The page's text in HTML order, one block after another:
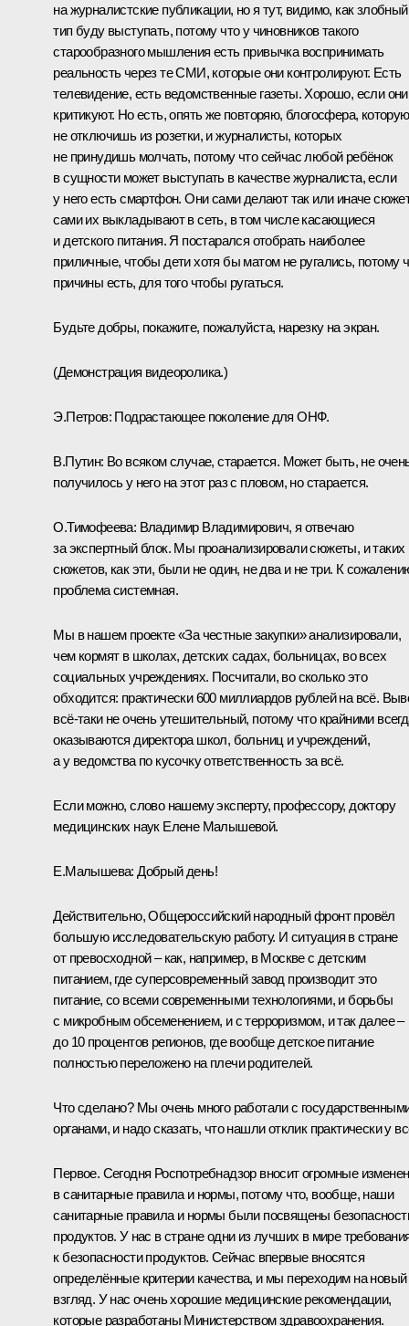
на журналистские публикации, но я тут, видимо, как злобный
тип буду выступать, потому что у чиновников такого
старообразного мышления есть привычка воспринимать
реальность через те СМИ, которые они контролируют. Есть
телевидение, есть ведомственные газеты. Хорошо, если они
критикуют. Но есть, опять же повторяю, блогосфера, которую
не отключишь из розетки, и журналисты, которых
не принудишь молчать, потому что сейчас любой ребёнок
в сущности может выступать в качестве журналиста, если
у него есть смартфон. Они сами делают так или иначе
сами их выкладывают в сеть, в том числе касающиеся
и детского питания. Я постарался отобрать наиболее
приличные, чтобы дети хотя бы матом не ругались, потому
причины есть, для того чтобы ругаться.
Будьте добры, покажите, пожалуйста, нарезку на экран.
(Демонстрация видеоролика.)
Э.Петров: Подрастающее поколение для ОНФ.
В.Путин: Во всяком случае, старается. Может быть, не
получилось у него на этот раз с пловом, но старается.
О.Тимофеева: Владимир Владимирович, я отвечаю
за экспертный блок. Мы проанализировали сюжеты, и таких
сюжетов, как эти, были не один, не два и не три. К
проблема системная.
Мы в нашем проекте «За честные закупки» анализировали,
чем кормят в школах, детских садах, больницах, во всех
социальных учреждениях. Посчитали, во сколько это
обходится: практически 600 миллиардов рублей на всё.
всё‑таки не очень утешительный, потому что крайними
оказываются директора школ, больниц и учреждений,
а у ведомства по кусочку ответственность за всё.
Если можно, слово нашему эксперту, профессору, доктору
медицинских наук Елене Малышевой.
Е.Малышева: Добрый день!
Действительно, Общероссийский народный фронт провёл
большую исследовательскую работу. И ситуация в стране
от превосходной – как, например, в Москве с детским
питанием, где суперсовременный завод производит это
питание, со всеми современными технологиями, и борьбы
с микробным обсеменением, и с терроризмом, и так далее –
до 10 процентов регионов, где вообще детское питание
полностью переложено на плечи родителей.
Что сделано? Мы очень много работали с
органами, и надо сказать, что нашли отклик практически у
Первое. Сегодня Роспотребнадзор вносит огромные
в санитарные правила и нормы, потому что, вообще, наши
санитарные правила и нормы были посвящены
продуктов. У нас в стране одни из лучших в мире
к безопасности продуктов. Сейчас впервые вносятся
определённые критерии качества, и мы переходим на новый
взгляд. У нас очень хорошие медицинские рекомендации,
которые разработаны Министерством здравоохранения.